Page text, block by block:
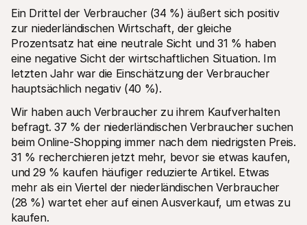
Ein Drittel der Verbraucher (34 %) äußert sich positiv
zur niederländischen Wirtschaft, der gleiche
Prozentsatz hat eine neutrale Sicht und 31 % haben
eine negative Sicht der wirtschaftlichen Situation. Im
letzten Jahr war die Einschätzung der Verbraucher
hauptsächlich negativ (40 %).
Wir haben auch Verbraucher zu ihrem Kaufverhalten
befragt. 37 % der niederländischen Verbraucher suchen
beim Online-Shopping immer nach dem niedrigsten Preis.
31 % recherchieren jetzt mehr, bevor sie etwas kaufen,
und 29 % kaufen häufiger reduzierte Artikel. Etwas
mehr als ein Viertel der niederländischen Verbraucher
(28 %) wartet eher auf einen Ausverkauf, um etwas zu
kaufen.